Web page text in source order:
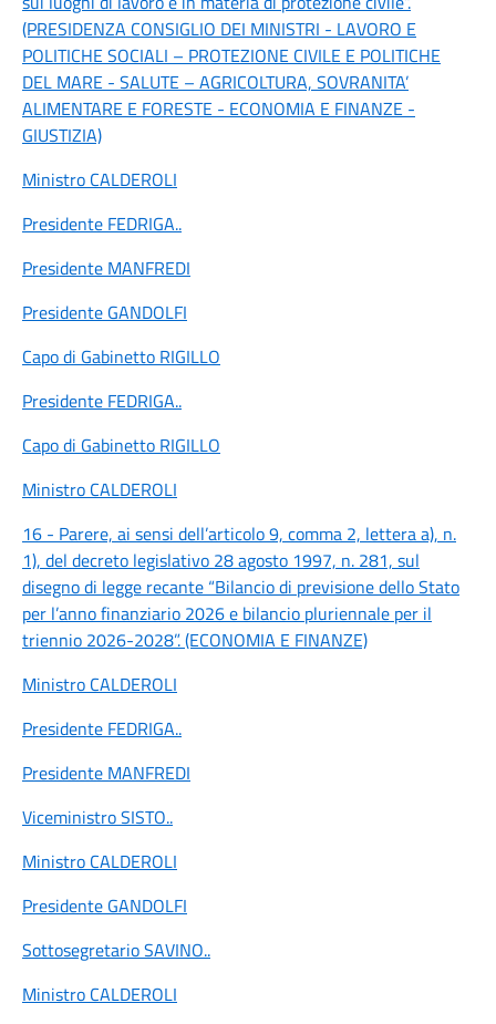
(PRESIDENZA CONSIGLIO DEI MINISTRI - LAVORO E
POLITICHE SOCIALI – PROTEZIONE CIVILE E POLITICHE
DEL MARE - SALUTE – AGRICOLTURA, SOVRANITA’
ALIMENTARE E FORESTE - ECONOMIA E FINANZE -
GIUSTIZIA)
Ministro CALDEROLI
Presidente FEDRIGA..
Presidente MANFREDI
Presidente GANDOLFI
Capo di Gabinetto RIGILLO
Presidente FEDRIGA..
Capo di Gabinetto RIGILLO
Ministro CALDEROLI
16 - Parere, ai sensi dell’articolo 9, comma 2, lettera a), n.
1), del decreto legislativo 28 agosto 1997, n. 281, sul
disegno di legge recante “Bilancio di previsione dello Stato
per l’anno finanziario 2026 e bilancio pluriennale per il
triennio 2026-2028”. (ECONOMIA E FINANZE)
Ministro CALDEROLI
Presidente FEDRIGA..
Presidente MANFREDI
Viceministro SISTO..
Ministro CALDEROLI
Presidente GANDOLFI
Sottosegretario SAVINO..
Ministro CALDEROLI